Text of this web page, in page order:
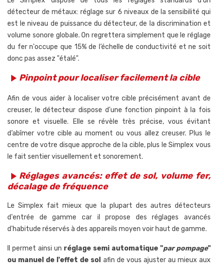
détecteur de métaux: réglage sur 6 niveaux de la sensibilité qui
est le niveau de puissance du détecteur, de la discrimination et
volume sonore globale. On regrettera simplement que le réglage
du fer n'occupe que 15% de l’échelle de conductivité et ne soit
donc pas assez "étalé".
play_arrow Pinpoint pour localiser facilement la cible
Afin de vous aider à localiser votre cible précisément avant de
creuser, le détecteur dispose d'une fonction pinpoint à la fois
sonore et visuelle. Elle se révèle très précise, vous évitant
d’abîmer votre cible au moment ou vous allez creuser. Plus le
centre de votre disque approche de la cible, plus le Simplex vous
le fait sentier visuellement et sonorement.
play_arrow Réglages avancés: effet de sol, volume fer,
décalage de fréquence
Le Simplex fait mieux que la plupart des autres détecteurs
d'entrée de gamme car il propose des réglages avancés
d'habitude réservés à des appareils moyen voir haut de gamme.
Il permet ainsi un réglage semi automatique "par pompage"
ou manuel de l'effet de sol afin de vous ajuster au mieux aux